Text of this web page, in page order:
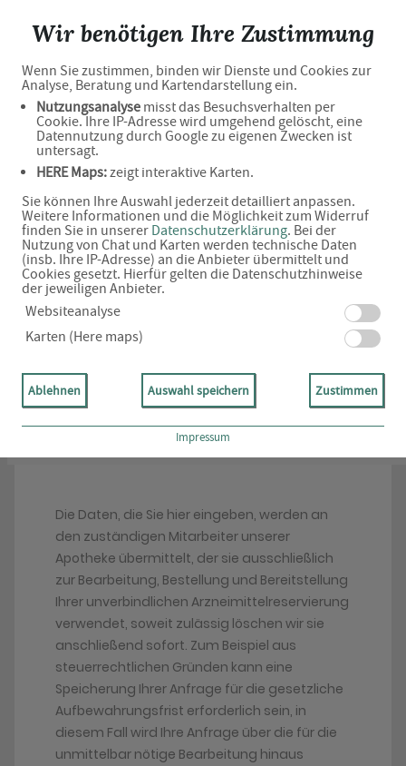
Wir benötigen Ihre Zustimmung
Wenn Sie zustimmen, binden wir Dienste und Cookies zur
Analyse, Beratung und Kartendarstellung ein.
Nutzungsanalyse misst das Besuchsverhalten per
Cookie. Ihre IP-Adresse wird umgehend gelöscht, eine
Datennutzung durch Google zu eigenen Zwecken ist
untersagt.
HERE Maps:zeigt interaktive Karten.
Sie können Ihre Auswahl jederzeit detailliert anpassen.
Weitere Informationen und die Möglichkeit zum Widerruf
finden Sie in unserer Datenschutzerklärung. Bei der
Nutzung von Chat und Karten werden technische Daten
(insb. Ihre IP-Adresse) an die Anbieter übermittelt und
Cookies gesetzt. Hierfür gelten die Datenschutzhinweise
der jeweiligen Anbieter.
Websiteanalyse
Karten (Here maps)
Ablehnen Auswahl speichern Zustimmen
Impressum
staggenborg die apotheke
Unverbindliche
Arzneimittel-Reservierung
staggenborg die apotheke
Andreas-Clausen-Str. 2, 25813 Husum
Eine Bearbeitung und Abholung der unverbindlichen
Arzneimittel-Reservierung ist nur während der
Öffnungszeiten möglich.
Die Daten, die Sie hier eingeben, werden an
den zuständigen Mitarbeiter unserer
Apotheke übermittelt, der sie ausschließlich
zur Bearbeitung, Bestellung und Bereitstellung
Ihrer unverbindlichen Arzneimittelreservierung
verwendet, soweit zulässig löschen wir sie
anschließend sofort. Zum Beispiel aus
steuerrechtlichen Gründen kann eine
Speicherung Ihrer Anfrage für die gesetzliche
Aufbewahrungsfrist erforderlich sein, in
diesem Fall wird Ihre Anfrage über die für die
unmittelbar nötige Bearbeitung hinaus